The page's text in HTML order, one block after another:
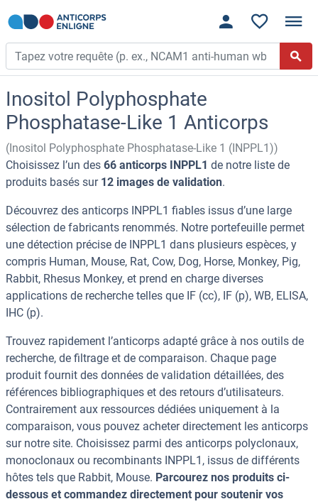
Inositol Polyphosphate
Phosphatase-Like 1 Anticorps
(Inositol Polyphosphate Phosphatase-Like 1 (INPPL1))
Choisissez l’un des 66 anticorps INPPL1 de notre liste de
produits basés sur 12 images de validation.
Découvrez des anticorps INPPL1 fiables issus d’une large
sélection de fabricants renommés. Notre portefeuille permet
une détection précise de INPPL1 dans plusieurs espèces, y
compris Human, Mouse, Rat, Cow, Dog, Horse, Monkey, Pig,
Rabbit, Rhesus Monkey, et prend en charge diverses
applications de recherche telles que IF (cc), IF (p), WB, ELISA,
IHC (p).
Trouvez rapidement l’anticorps adapté grâce à nos outils de
recherche, de filtrage et de comparaison. Chaque page
produit fournit des données de validation détaillées, des
références bibliographiques et des retours d’utilisateurs.
Contrairement aux ressources dédiées uniquement à la
comparaison, vous pouvez acheter directement les anticorps
sur notre site. Choisissez parmi des anticorps polyclonaux,
monoclonaux ou recombinants INPPL1, issus de différents
hôtes tels que Rabbit, Mouse. Parcourez nos produits ci-
dessous et commandez directement pour soutenir vos